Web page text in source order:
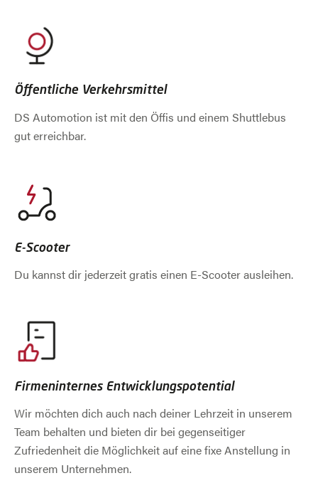
Öffentliche Verkehrsmittel
DS Automotion ist mit den Öffis und einem Shuttlebus
gut erreichbar.
E-Scooter
Du kannst dir jederzeit gratis einen E-Scooter ausleihen.
Firmeninternes Entwicklungspotential
Wir möchten dich auch nach deiner Lehrzeit in unserem
Team behalten und bieten dir bei gegenseitiger
Zufriedenheit die Möglichkeit auf eine fixe Anstellung in
unserem Unternehmen.